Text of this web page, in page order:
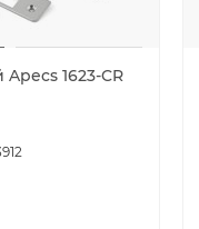
1623-CR